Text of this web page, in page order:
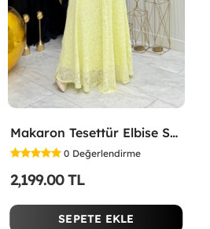
Makaron Tesettür Elbise Sarı Sarı
0 Değerlendirme
2,199.00 TL
SEPETE EKLE